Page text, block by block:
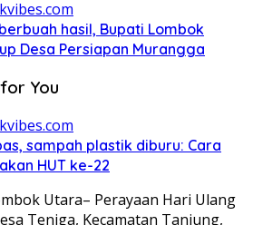
hasil, Bupati Lombok
Desa Persiapan Murangga
You
sampah plastik diburu: Cara
HUT ke-22
Utara– Perayaan Hari Ulang
Teniga, Kecamatan Tanjung,